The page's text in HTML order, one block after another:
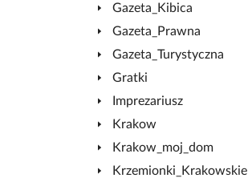
Gazeta_Kibica
Gazeta_Prawna
Gazeta_Turystyczna
Gratki
Imprezariusz
Krakow
Krakow_moj_dom
Krzemionki_Krakowskie